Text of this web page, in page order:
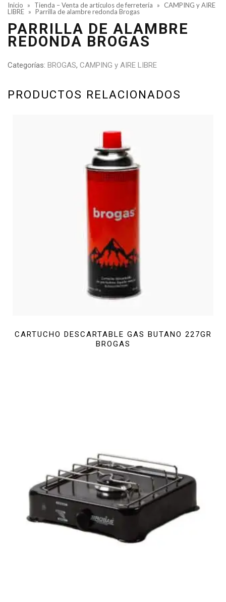
Inicio » Tienda – Venta de artículos de ferretería »
CAMPING y AIRE
LIBRE » Parrilla de alambre redonda Brogas
PARRILLA DE ALAMBRE
REDONDA BROGAS
Categorías: BROGAS, CAMPING y AIRE LIBRE
PRODUCTOS RELACIONADOS
CARTUCHO DESCARTABLE GAS BUTANO 227GR
BROGAS